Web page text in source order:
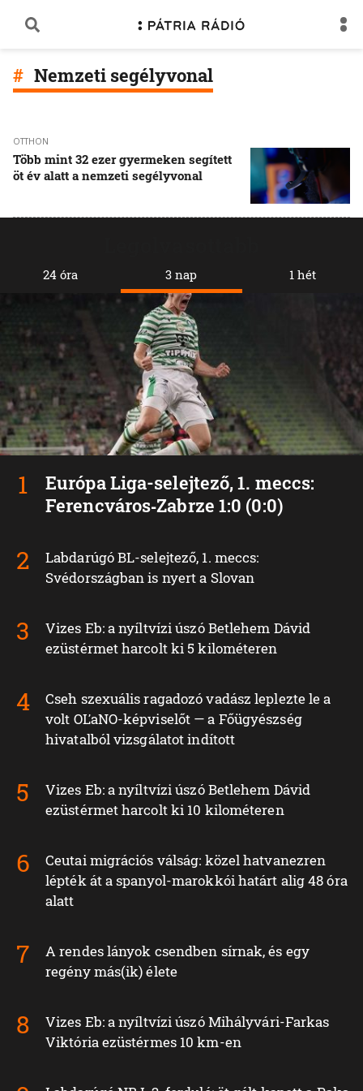
Nemzeti segélyvonal
OTTHON
Több mint 32 ezer gyermeken segített
öt év alatt a nemzeti segélyvonal
24 óra 3 nap
Európa Liga-selejtező, 1. meccs:
Ferencváros‑Zabrze 1:0 (0:0)
Labdarúgó BL-selejtező, 1. meccs:
Svédországban is nyert a Slovan
Vizes Eb: a nyíltvízi úszó Betlehem Dávid
ezüstérmet harcolt ki 5 kilométeren
Cseh szexuális ragadozó vadász leplezte le a
volt OĽaNO-képviselőt — a Főügyészség
hivatalból vizsgálatot indított
Vizes Eb: a nyíltvízi úszó Betlehem Dávid
ezüstérmet harcolt ki 10 kilométeren
Ceutai migrációs válság: közel hatvanezren
lépték át a spanyol-marokkói határt alig 48 óra
alatt
A rendes lányok csendben sírnak, és egy
regény más(ik) élete
Vizes Eb: a nyíltvízi úszó Mihályvári-Farkas
Viktória ezüstérmes 10 km-en
1 hét